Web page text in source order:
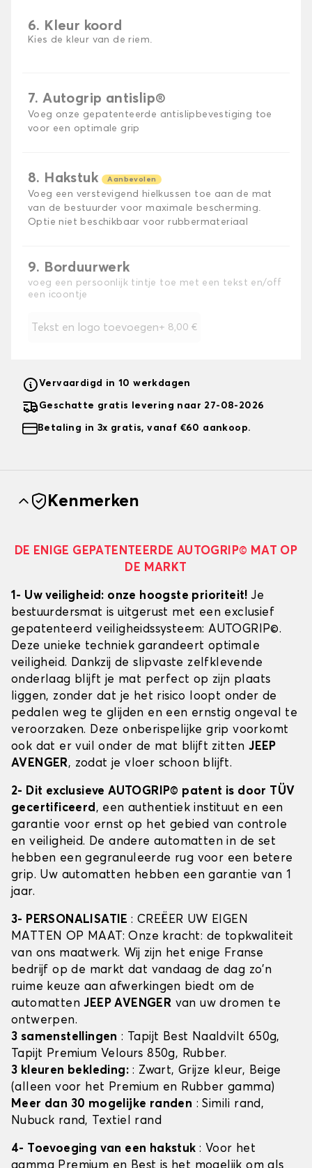
6. Kleur koord
Kies de kleur van de riem.
7. Autogrip antislip®
Voeg onze gepatenteerde antislipbevestiging toe
voor een optimale grip
8. Hakstuk Aanbevolen
Voeg een verstevigend hielkussen toe aan de mat
van de bestuurder voor maximale bescherming.
Optie niet beschikbaar voor rubbermateriaal
9. Borduurwerk
voeg een persoonlijk tintje toe met een tekst en/off
een icoontje
Tekst en logo toevoegen+ 8,00 €
Vervaardigd in 10 werkdagen
Geschatte gratis levering naar 27-08-2026
Betaling in 3x gratis, vanaf €60 aankoop.
Kenmerken
DE ENIGE GEPATENTEERDE AUTOGRIP© MAT OP
DE MARKT
1- Uw veiligheid: onze hoogste prioriteit!Je
bestuurdersmat is uitgerust met een exclusief
gepatenteerd veiligheidssysteem: AUTOGRIP©.
Deze unieke techniek garandeert optimale
veiligheid. Dankzij de slipvaste zelfklevende
onderlaag blijft je mat perfect op zijn plaats
liggen, zonder dat je het risico loopt onder de
pedalen weg te glijden en een ernstig ongeval te
veroorzaken. Deze onberispelijke grip voorkomt
ook dat er vuil onder de mat blijft zittenJEEP
AVENGER, zodat je vloer schoon blijft.
2- Dit exclusieve AUTOGRIP© patent is door TÜV
gecertificeerd, een authentiek instituut en een
garantie voor ernst op het gebied van controle
en veiligheid. De andere automatten in de set
hebben een gegranuleerde rug voor een betere
grip. Uw automatten hebben een garantie van 1
jaar.
3- PERSONALISATIE: CREËER UW EIGEN
MATTEN OP MAAT: Onze kracht: de topkwaliteit
van ons maatwerk. Wij zijn het enige Franse
bedrijf op de markt dat vandaag de dag zo'n
ruime keuze aan afwerkingen biedt om de
automattenJEEP AVENGER van uw dromen te
ontwerpen.
3 samenstellingen : Tapijt Best Naaldvilt 650g,
Tapijt Premium Velours 850g, Rubber.
3 kleuren bekleding: : Zwart, Grijze kleur, Beige
(alleen voor het Premium en Rubber gamma)
Meer dan 30 mogelijke randen : Simili rand,
Nubuck rand, Textiel rand
4- Toevoeging van een hakstuk : Voor het